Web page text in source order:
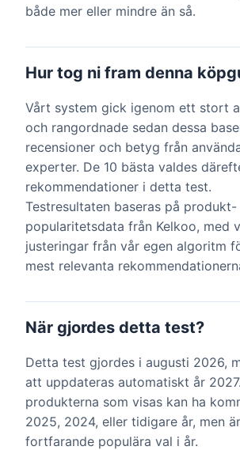
både mer eller mindre än så.
Hur tog ni fram denna
Vårt system gick igenom ett stort
och rangordnade sedan dessa
recensioner och betyg från
experter. De 10 bästa valdes
rekommendationer i detta test.
Testresultaten baseras på
popularitetsdata från Kelkoo, med
justeringar från vår egen algoritm
mest relevanta
När gjordes detta test?
Detta test gjordes i augusti 2026,
att uppdateras automatiskt år
produkterna som visas kan ha
2025, 2024, eller tidigare år, men
fortfarande populära val i år.